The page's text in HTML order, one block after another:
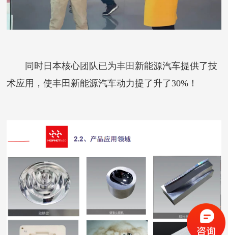
同时日本核心团队已为丰田新能源汽车提供了技
术应用，使丰田新能源汽车动力提了升了30%！